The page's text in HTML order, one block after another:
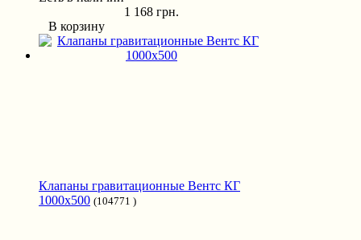
1 168 грн.
В корзину
Клапаны гравитационные Вентс КГ
1000x500 (104771 )